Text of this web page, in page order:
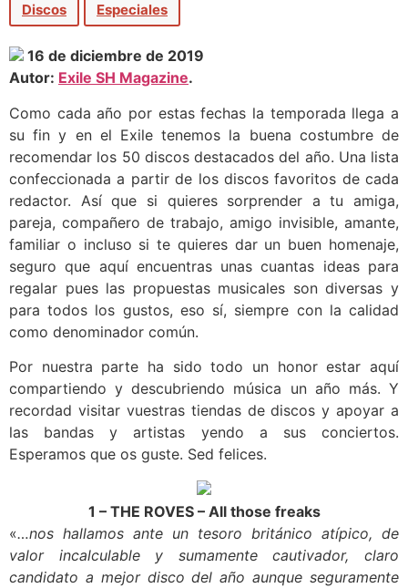
Discos Especiales
16 de diciembre de 2019
Autor: Exile SH Magazine.
Como cada año por estas fechas la temporada llega a
su fin y en el Exile tenemos la buena costumbre de
recomendar los 50 discos destacados del año. Una lista
confeccionada a partir de los discos favoritos de cada
redactor. Así que si quieres sorprender a tu amiga,
pareja, compañero de trabajo, amigo invisible, amante,
familiar o incluso si te quieres dar un buen homenaje,
seguro que aquí encuentras unas cuantas ideas para
regalar pues las propuestas musicales son diversas y
para todos los gustos, eso sí, siempre con la calidad
como denominador común.
Por nuestra parte ha sido todo un honor estar aquí
compartiendo y descubriendo música un año más. Y
recordad visitar vuestras tiendas de discos y apoyar a
las bandas y artistas yendo a sus conciertos.
Esperamos que os guste. Sed felices.
1 – THE ROVES – All those freaks
«…nos hallamos ante un tesoro británico atípico, de
valor incalculable y sumamente cautivador, claro
candidato a mejor disco del año aunque seguramente